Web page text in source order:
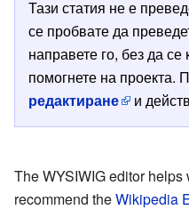
Тази статия не е
се пробвате да
направете го, без да
помогнете на проекта.
редактиране
и
The WYSIWIG editor
recommend theWikipedia